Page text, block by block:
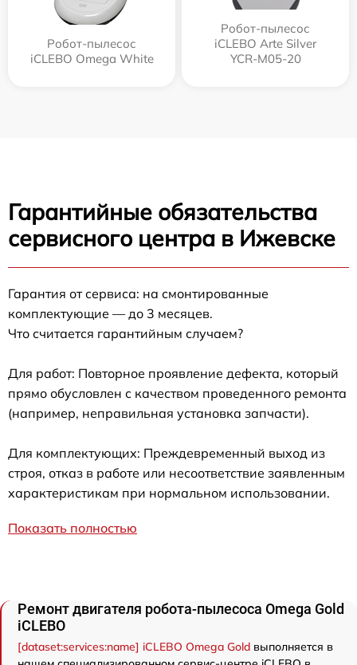
Робот-пылесос
iCLEBO Omega White
Робот-пылесос
iCLEBO Arte Silver
YCR-M05-20
Гарантийные обязательства
сервисного центра в Ижевске
Гарантия от сервиса: на смонтированные
комплектующие — до 3 месяцев.
Что считается гарантийным случаем?
Для работ: Повторное проявление дефекта, который
прямо обусловлен с качеством проведенного ремонта
(например, неправильная установка запчасти).
Для комплектующих: Преждевременный выход из
строя, отказ в работе или несоответствие заявленным
характеристикам при нормальном использовании.
Показать полностью
Ремонт двигателя робота-пылесоса Omega Gold
iCLEBO
[dataset:services:name] iCLEBO Omega Gold выполняется в